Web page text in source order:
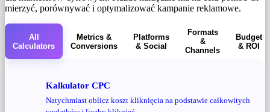
mierzyć, porównywać i optymalizować kampanie reklamowe.
All
Calculators
Metrics &
Conversions
Platforms
& Social
Formats
&
Channels
Budget
& ROI
Kalkulator CPC
Natychmiast oblicz koszt kliknięcia na podstawie całkowitych